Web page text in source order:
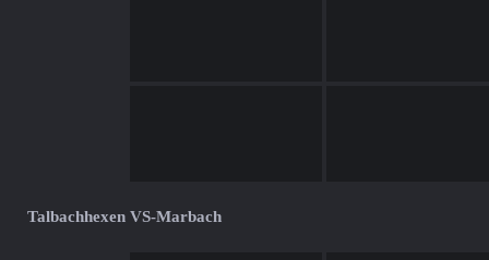
Talbachhexen VS-Marbach